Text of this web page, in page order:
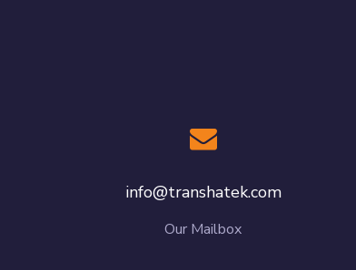
info@transhatek.com
Our Mailbox